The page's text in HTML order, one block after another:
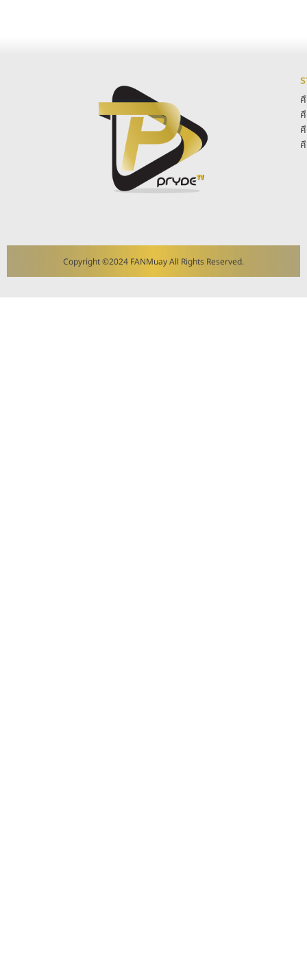
Copyright ©2024 FANMuay All Rights Reserved.